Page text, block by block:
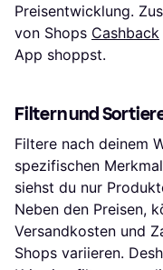
Preisentwicklung.
von Shops Cashback
App shoppst.
Filtern und
Filtere nach deinem
spezifischen
siehst du nur
Neben den Preisen,
Versandkosten und
Shops variieren.